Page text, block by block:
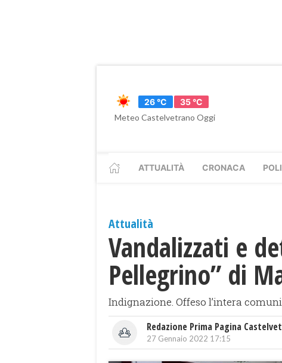
26 °C
35 °C
Meteo Castelvetrano Oggi
ATTUALITÀ CRONACA
Attualità
Vandalizzati e
Pellegrino” di
Indignazione. Offeso l’intera
Redazione Prima Pagina
27 Gennaio 2022 17:15